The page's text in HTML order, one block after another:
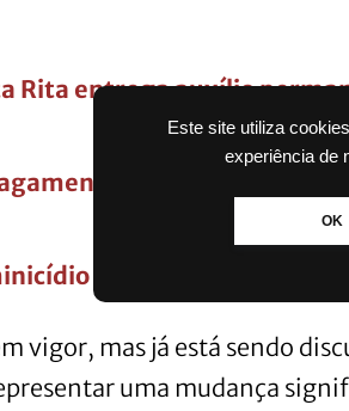
Este site utiliza
experiência de
OK
Rita entrega auxílio
do salário; Saiba
vão ganhar pensão do
vigor, mas já está sendo
uma mudança